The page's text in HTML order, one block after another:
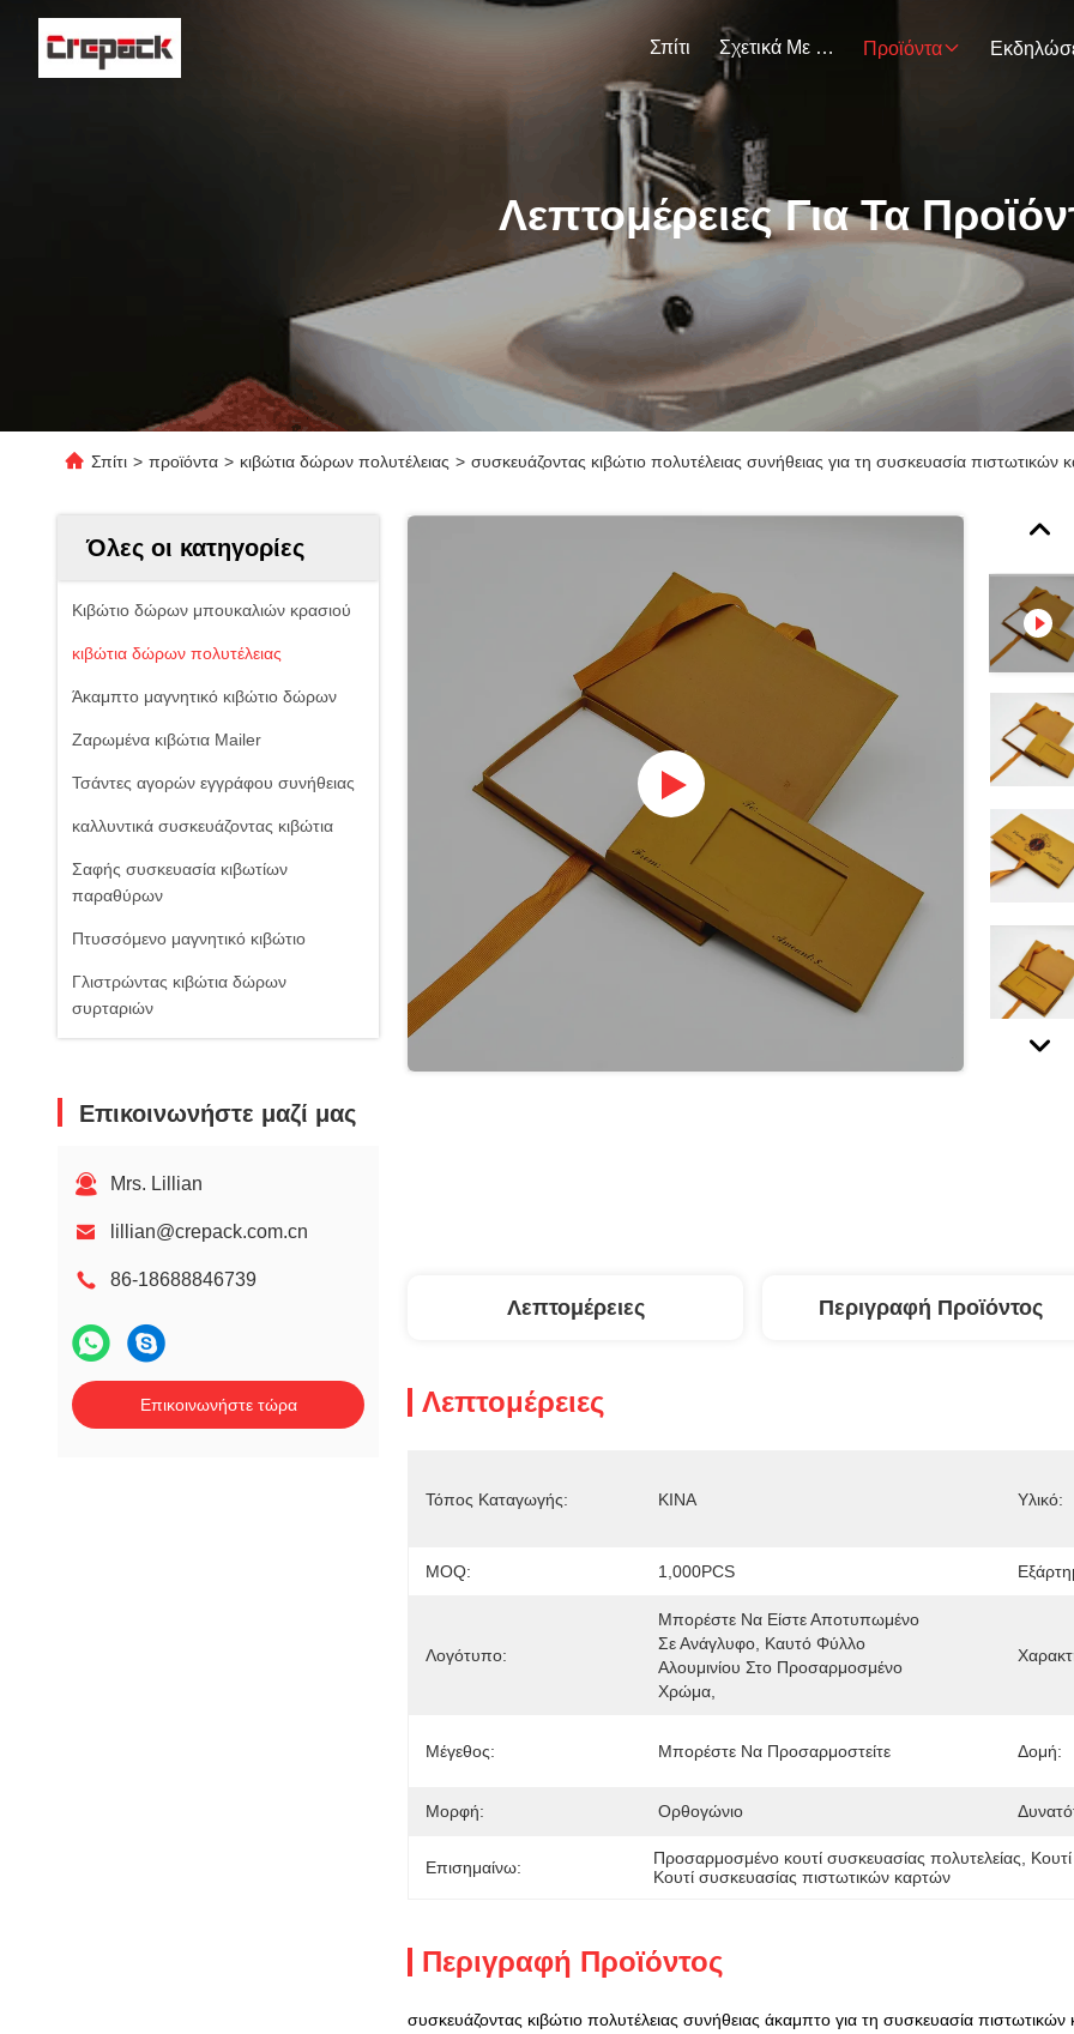
Σπίτι Σχετικά Με Εμάς Προϊόντα
Λεπτομέρειες Για Τα
Σπίτι > προϊόντα > κιβώτια δώρων πολυτέλειας > συσκευάζοντας κιβώτιο πολυτέλειας συνήθειας για τη συσκευασία
Όλες οι κατηγορίες
Κιβώτιο δώρων μπουκαλιών κρασιού
κιβώτια δώρων πολυτέλειας
Άκαμπτο μαγνητικό κιβώτιο δώρων
Ζαρωμένα κιβώτια Mailer
Τσάντες αγορών εγγράφου συνήθειας
καλλυντικά συσκευάζοντας κιβώτια
Σαφής συσκευασία κιβωτίων
παραθύρων
Πτυσσόμενο μαγνητικό κιβώτιο
Γλιστρώντας κιβώτια δώρων
συρταριών
Επικοινωνήστε μαζί μας
Mrs. Lillian
lillian@crepack.com.cn
86-18688846739
Επικοινωνήστε τώρα
Λεπτομέρειες Περιγραφή Προϊόντος
Λεπτομέρειες
Τόπος Καταγωγής: ΚΙΝΑ Υλικό:
MOQ: 1,000PCS
Λογότυπο:
Μπορέστε Να Είστε Αποτυπωμένο
Σε Ανάγλυφο, Καυτό Φύλλο
Αλουμινίου Στο Προσαρμοσμένο
Χρώμα,
Μέγεθος: Μπορέστε Να Προσαρμοστείτε Δομή:
Μορφή: Ορθογώνιο
Επισημαίνω: Προσαρμοσμένο κουτί συσκευασίας πολυτελείας
Κουτί συσκευασίας πιστωτικών καρτών
Περιγραφή Προϊόντος
συσκευάζοντας κιβώτιο πολυτέλειας συνήθειας άκαμπτο για τη συσκευασία